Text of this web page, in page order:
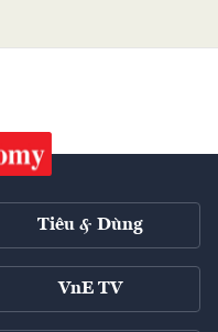
Tiêu & Dùng
VnE TV